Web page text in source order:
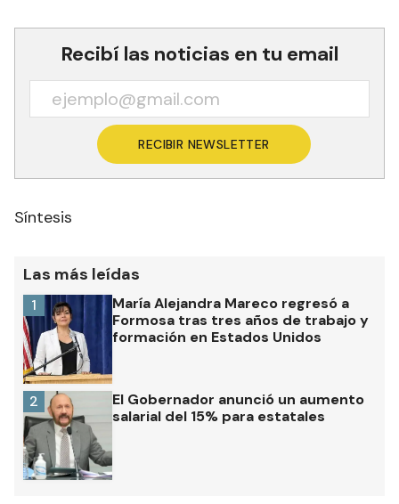
Recibí las noticias en tu email
RECIBIR NEWSLETTER
Síntesis
Las más leídas
María Alejandra Mareco regresó a
Formosa tras tres años de trabajo y
formación en Estados Unidos
1
El Gobernador anunció un aumento
salarial del 15% para estatales
2